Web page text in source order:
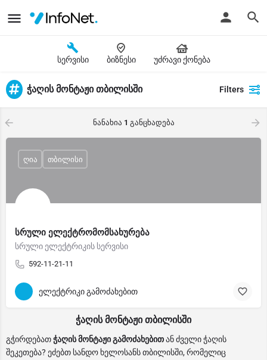
სერვისი ბიზნესი უძრავი ქონება
ჭაღის მონტაჟი თბილისში Filters
ნანახია 1 განცხადება
სრული ელექტრომომსახურება
სრული ელექტრიკის სერვისი
592-11-21-11
ღია თბილისი
ელექტრიკი გამოძახებით
ჭაღის მონტაჟი თბილისში
გჭირდებათჭაღის მონტაჟი გამოძახებითან ძველი ჭაღის
შეკეთება? ეძებთ სანდო ხელოსანს თბილისში, რომელიც